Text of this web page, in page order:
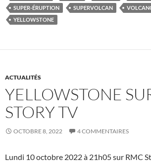
SUPER-ÉRUPTION
SUPERVOLCAN
YELLOWSTONE
ACTUALITÉS
YELLOWSTONE
STORY TV
OCTOBRE 8, 2022 4 COMMENTAIRES
Lundi 10 octobre 2022 à 21h05 sur RMC